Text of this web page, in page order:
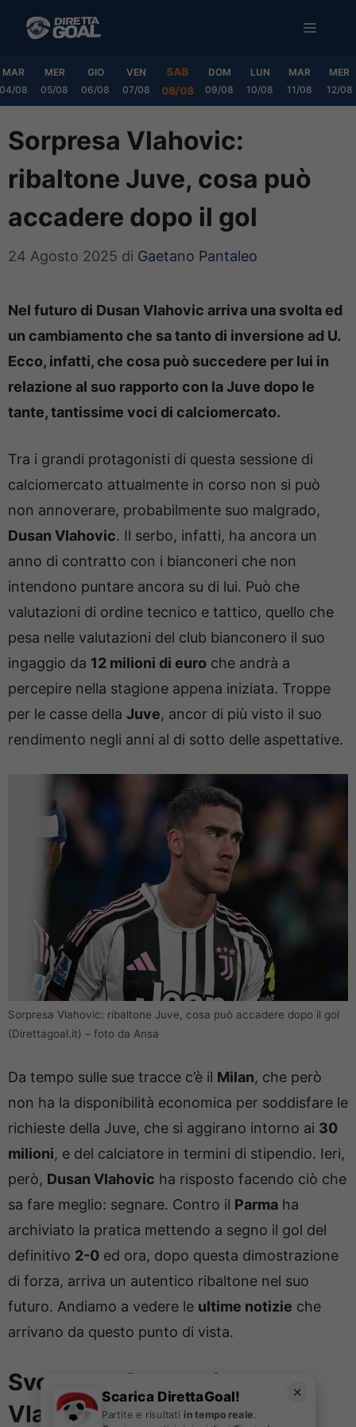
MENU
MAR
04/08
MER
05/08
GIO
06/08
VEN
07/08
SAB
08/08
DOM
09/08
LUN
10/08
MAR
11/08
MER
12/08
Sorpresa Vlahovic:
ribaltone Juve, cosa può
accadere dopo il gol
24 Agosto 2025 di Gaetano Pantaleo
Nel futuro di Dusan Vlahovic arriva una svolta ed
un cambiamento che sa tanto di inversione ad U.
Ecco, infatti, che cosa può succedere per lui in
relazione al suo rapporto con la Juve dopo le
tante, tantissime voci di calciomercato.
Tra i grandi protagonisti di questa sessione di
calciomercato attualmente in corso non si può
non annoverare, probabilmente suo malgrado,
Dusan Vlahovic. Il serbo, infatti, ha ancora un
anno di contratto con i bianconeri che non
intendono puntare ancora su di lui. Può che
valutazioni di ordine tecnico e tattico, quello che
pesa nelle valutazioni del club bianconero il suo
ingaggio da 12 milioni di euro che andrà a
percepire nella stagione appena iniziata. Troppe
per le casse della Juve, ancor di più visto il suo
rendimento negli anni al di sotto delle aspettative.
Sorpresa Vlahovic: ribaltone Juve, cosa può accadere dopo il gol
(Direttagoal.it) – foto da Ansa
Da tempo sulle sue tracce c’è il Milan, che però
non ha la disponibilità economica per soddisfare le
richieste della Juve, che si aggirano intorno ai 30
milioni, e del calciatore in termini di stipendio. Ieri,
però, Dusan Vlahovic ha risposto facendo ciò che
sa fare meglio: segnare. Contro il Parma ha
archiviato la pratica mettendo a segno il gol del
definitivo 2-0 ed ora, dopo questa dimostrazione
di forza, arriva un autentico ribaltone nel suo
futuro. Andiamo a vedere le ultime notizie che
arrivano da questo punto di vista.
Svolta nel futuro di Dusan
Vlahovic: nuovo scenario a
✕
Scarica DirettaGoal!
Partite e risultati in tempo reale.